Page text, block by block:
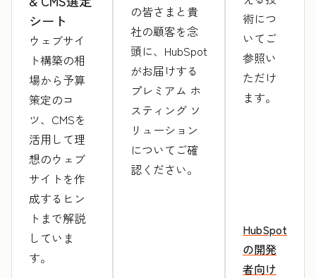
シート
ウェブサイ
ト構築の相
場から予算
策定のコ
ツ、CMSを
活用して理
想のウェブ
サイトを作
成するヒン
トまで解説
していま
す。
の皆さまと貴
社の顧客を念
頭に、HubSpot
がお届けする
プレミアム ホ
スティング ソ
リューション
についてご確
認ください。
術につ
いてご
参照い
ただけ
ます。
HubSpot
の開発
者向け